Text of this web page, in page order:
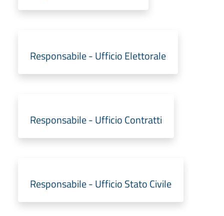
Responsabile - Ufficio Elettorale
Responsabile - Ufficio Contratti
Responsabile - Ufficio Stato Civile